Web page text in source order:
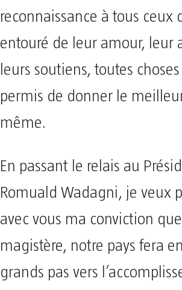
reconnaissance à tous ceux
entouré de leur amour, leur
leurs soutiens, toutes
permis de donner le
même.
En passant le relais au
Romuald Wadagni, je veux
avec vous ma conviction
magistère, notre pays fera
grands pas vers